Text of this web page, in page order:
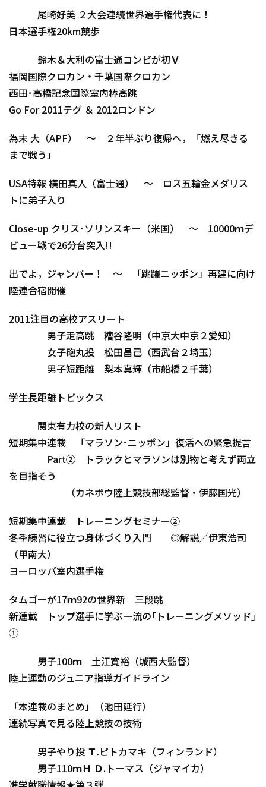
尾崎好美 ２大会連続世界選手権代表に！
日本選手権20km競歩
鈴木＆大利の富士通コンビが初Ｖ
福岡国際クロカン・千葉国際クロカン
西田･高橋記念国際室内棒高跳
Go For 2011テグ ＆ 2012ロンドン
為末 大（APF） ～ ２年半ぶり復帰へ，「燃え尽きる
まで戦う」
USA特報 横田真人（富士通） ～ ロス五輪金メダリス
トに弟子入り
Close-up クリス･ソリンスキー（米国） ～ 10000ｍデ
ビュー戦で26分台突入!!
出でよ，ジャンパー！ ～ 「跳躍ニッポン」再建に向け
陸連合宿開催
2011注目の高校アスリート
男子走高跳 糟谷隆明（中京大中京２愛知）
女子砲丸投 松田昌己（西武台２埼玉）
男子短距離 梨本真輝（市船橋２千葉）
学生長距離トピックス
関東有力校の新人リスト
短期集中連載 「マラソン･ニッポン」復活への緊急提言
Part② トラックとマラソンは別物と考えず両立
を目指そう
（カネボウ陸上競技部総監督・伊藤国光）
短期集中連載 トレーニングセミナー②
冬季練習に役立つ身体づくり入門 ◎解説／伊東浩司
（甲南大）
ヨーロッパ室内選手権
タムゴーが17ｍ92の世界新 三段跳
新連載 トップ選手に学ぶ一流の｢トレーニングメソッド｣
①
男子100ｍ 土江寛裕（城西大監督）
陸上運動のジュニア指導ガイドライン
「本連載のまとめ」（池田延行）
連続写真で見る陸上競技の技術
男子やり投 Ｔ.ピトカマキ（フィンランド）
男子110ｍＨ Ｄ.トーマス（ジャマイカ）